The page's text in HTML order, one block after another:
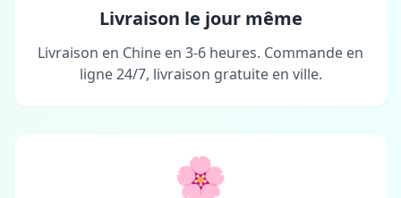
Livraison le jour même
Livraison en Chine en 3-6 heures. Commande en
ligne 24/7, livraison gratuite en ville.
🌸